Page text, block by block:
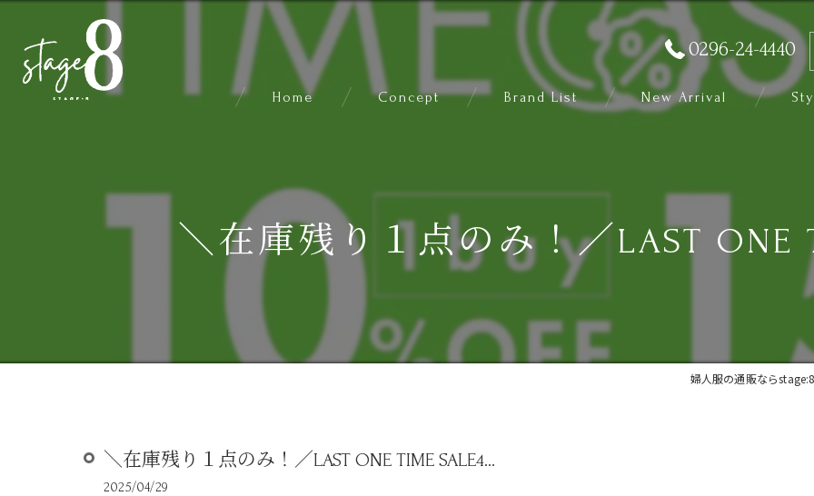
0296-24-4440
Home Concept Brand List New Arrival
＼在庫残り１点のみ！／LAST ONE
婦人服の通販なら
＼在庫残り１点のみ！／LAST ONE TIME SALE4...
2025/04/29